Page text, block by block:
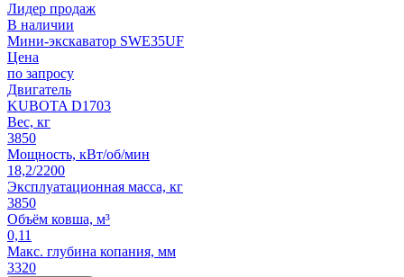
Лидер продаж
В наличии
Мини-экскаватор SWE35UF
Цена
по запросу
Двигатель
KUBOTA D1703
Вес, кг
3850
Мощность, кВт/об/мин
18,2/2200
Эксплуатационная масса, кг
3850
Объём ковша, м³
0,11
Макс. глубина копания, мм
3320